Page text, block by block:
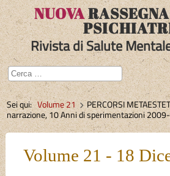
NUOVA
Rivista di Salute
Sei qui:Volume 21
PERCORSI
narrazione, 10 Anni di sperimentazioni
Volume 21 - 18